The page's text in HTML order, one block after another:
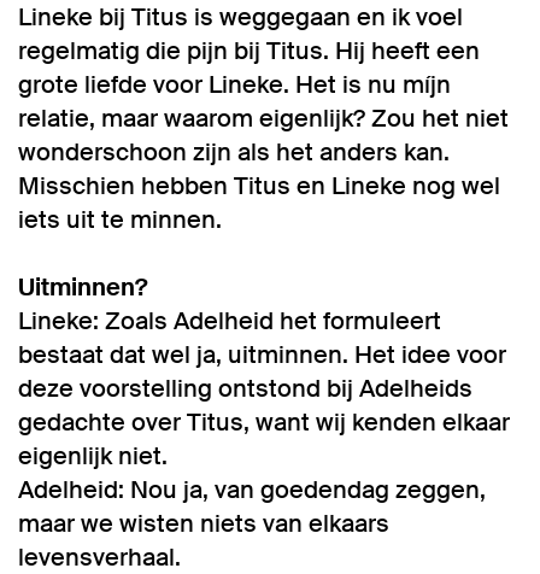
Lineke bij Titus is weggegaan en ik voel
regelmatig die pijn bij Titus. Hij heeft een
grote liefde voor Lineke. Het is nu míjn
relatie, maar waarom eigenlijk? Zou het niet
wonderschoon zijn als het anders kan.
Misschien hebben Titus en Lineke nog wel
iets uit te minnen.
Uitminnen?
Lineke: Zoals Adelheid het formuleert
bestaat dat wel ja, uitminnen. Het idee voor
deze voorstelling ontstond bij Adelheids
gedachte over Titus, want wij kenden elkaar
eigenlijk niet.
Adelheid: Nou ja, van goedendag zeggen,
maar we wisten niets van elkaars
levensverhaal.